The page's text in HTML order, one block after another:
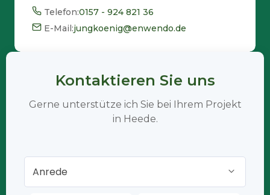
Telefon:0157 - 924 821 36
E-Mail:jungkoenig@enwendo.de
Kontaktieren Sie uns
Gerne unterstütze ich Sie bei Ihrem Projekt
in Heede.